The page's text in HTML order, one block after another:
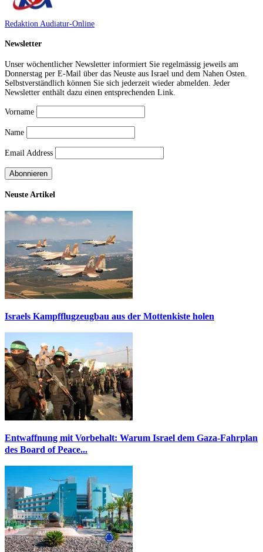
Redaktion Audiatur-Online
Newsletter
Unser wöchentlicher Newsletter informiert Sie regelmässig jeweils am
Donnerstag per E-Mail über das Neuste aus Israel und dem Nahen Osten.
Selbstverständlich können Sie sich jederzeit wieder abmelden. Jeder
Newsletter enthält dazu einen entsprechenden Link.
Vorname
Name
Email Address
Neuste Artikel
Israels Kampfflugzeugbau aus der Mottenkiste holen
Entwaffnung mit Vorbehalt: Warum Israel dem Gaza-Fahrplan
des Board of Peace...